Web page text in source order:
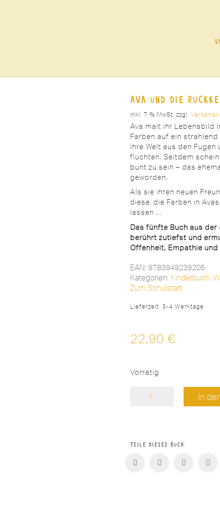
Ava und die
inkl. 7 % MwSt. zzgl.
Ava malt ihr Lebensbild
Farben auf ein
ihre Welt aus den
flüchten. Seitdem
bunt zu sein – das
geworden.
Als sie ihren neuen
diese, die Farben in
lassen …
Das fünfte Buch aus der
berührt zutiefst und
Offenheit, Empathie und
EAN: 9783949239205
Kategorien: Kinderbuch,
Zum Schulstart
Lieferzeit: 3-4 Werktage
22,90 €
Vorrätig
Menge
In
Teile dieses Buch: